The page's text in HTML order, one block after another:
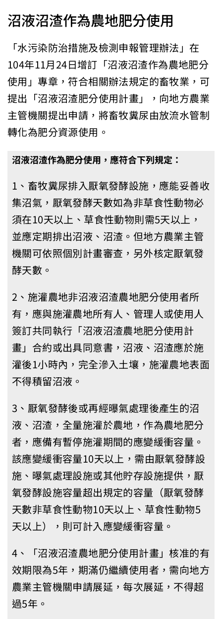
沼液沼渣作為農地肥分使用
「水污染防治措施及檢測申報管理辦法」在
104年11月24日增訂「沼液沼渣作為農地肥分
使用」專章，符合相關辦法規定的畜牧業，可
提出「沼液沼渣肥分使用計畫」，向地方農業
主管機關提出申請，將畜牧糞尿由放流水管制
轉化為肥分資源使用。
沼液沼渣作為肥分使用，應符合下列規定：
1、畜牧糞尿排入厭氧發酵設施，應能妥善收
集沼氣，厭氧發酵天數如為非草食性動物必
須在10天以上、草食性動物則需5天以上，
並應定期排出沼液、沼渣。但地方農業主管
機關可依照個別計畫審查，另外核定厭氧發
酵天數。
2、施灌農地非沼液沼渣農地肥分使用者所
有，應與施灌農地所有人、管理人或使用人
簽訂共同執行「沼液沼渣農地肥分使用計
畫」合約或出具同意書，沼液、沼渣應於施
灌後1小時內，完全滲入土壤，施灌農地表面
不得積留沼液。
3、厭氧發酵後或再經曝氣處理後產生的沼
液、沼渣，全量施灌於農地，作為農地肥分
者，應備有暫停施灌期間的應變緩衝容量。
該應變緩衝容量10天以上，需由厭氧發酵設
施、曝氣處理設施或其他貯存設施提供，厭
氧發酵設施容量超出規定的容量（厭氧發酵
天數非草食性動物10天以上、草食性動物5
天以上），則可計入應變緩衝容量。
4、「沼液沼渣農地肥分使用計畫」核准的有
效期限為5年，期滿仍繼續使用者，需向地方
農業主管機關申請展延，每次展延，不得超
過5年。